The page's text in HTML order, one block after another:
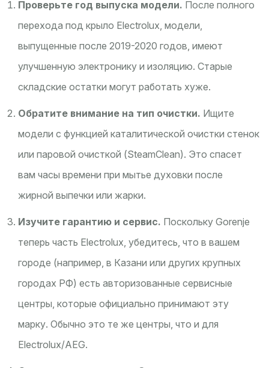
Проверьте год выпуска модели. После полного
перехода под крыло Electrolux, модели,
выпущенные после 2019-2020 годов, имеют
улучшенную электронику и изоляцию. Старые
складские остатки могут работать хуже.
Обратите внимание на тип очистки. Ищите
модели с функцией каталитической очистки стенок
или паровой очисткой (SteamClean). Это спасет
вам часы времени при мытье духовки после
жирной выпечки или жарки.
Изучите гарантию и сервис. Поскольку Gorenje
теперь часть Electrolux, убедитесь, что в вашем
городе (например, в Казани или других крупных
городах РФ) есть авторизованные сервисные
центры, которые официально принимают эту
марку. Обычно это те же центры, что и для
Electrolux/AEG.